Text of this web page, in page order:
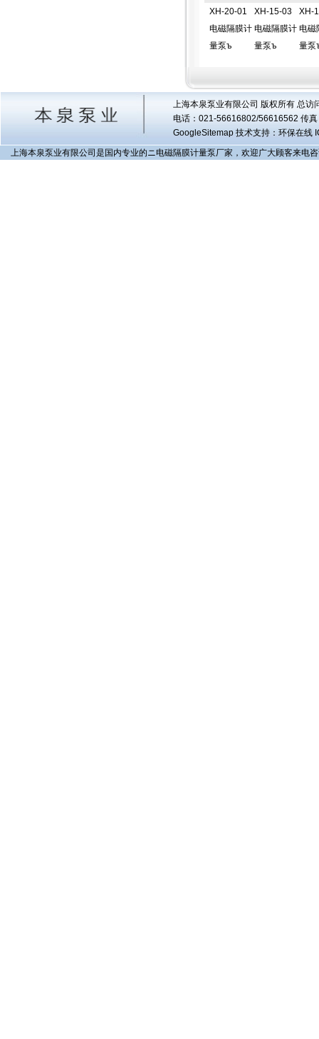
XH-20-01
电磁隔膜计
量泵ъ
XH-15-03
电磁隔膜计
量泵ъ
XH-
电磁
量泵
上海本泉泵业有限公司 版权所有 总访
电话：021-56616802/56616562 传
GoogleSitemap技术支持：环保在线
上海本泉泵业有限公司是国内专业的ニ电磁隔膜计量泵厂家，欢迎广大顾客来电